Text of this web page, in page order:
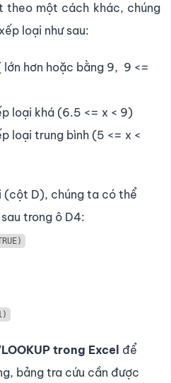
theo một cách khác, chúng
loại như sau:
hơn hoặc bằng 9, 9 <=
loại khá (6.5 <= x < 9)
loại trung bình (5 <= x <
D), chúng ta có thể
trong ô D4:
trong Excel để
bảng tra cứu cần được